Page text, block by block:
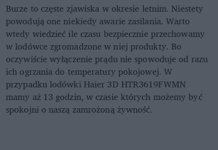
Burze to częste zjawiska w okresie letnim. Niestety
powodują one niekiedy awarie zasilania. Warto
wtedy wiedzieć ile czasu bezpiecznie przechowamy
w lodówce zgromadzone w niej produkty. Bo
oczywiście wyłączenie prądu nie spowoduje od razu
ich ogrzania do temperatury pokojowej. W
przypadku lodówki Haier 3D HTR3619FWMN
mamy aż 13 godzin, w czasie których możemy być
spokojni o naszą zamrożoną żywność.